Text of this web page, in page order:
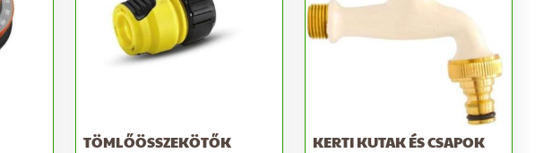
TÖMLŐÖSSZEKÖTŐK KERTI KUTAK ÉS CSAPOK